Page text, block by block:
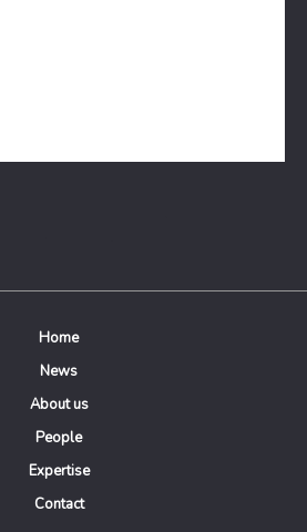
Home
News
About us
People
Expertise
Contact